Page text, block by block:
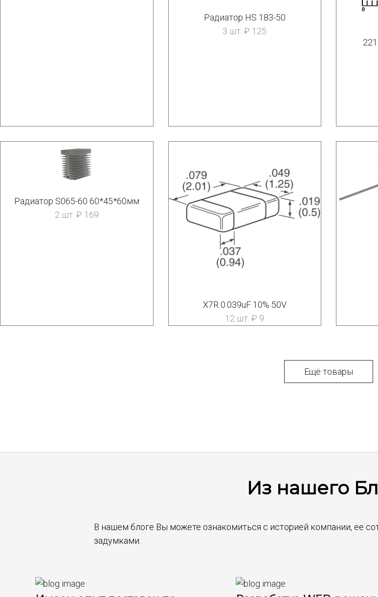
Радиатор HS 183-50
3 шт. ₽ 125
Радиатор S065-60 60*45*60мм
2 шт. ₽ 169
X7R 0.039uF 10% 50V
12 шт. ₽ 9
Ещё товары
Из нашего
В нашем блоге Вы можете ознакомиться с историей компании, ее
задумками.